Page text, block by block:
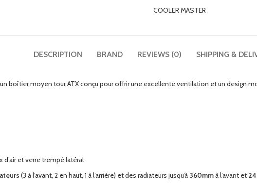
COOLER MASTER
DESCRIPTION BRAND REVIEWS (0) SHIPPING &
boîtier moyen tour ATX conçu pour offrir une excellente ventilation et un design
d’air et verre trempé latéral
(3 à l’avant, 2 en haut, 1 à l’arrière) et des radiateurs jusqu’à 360mmà l’avant et